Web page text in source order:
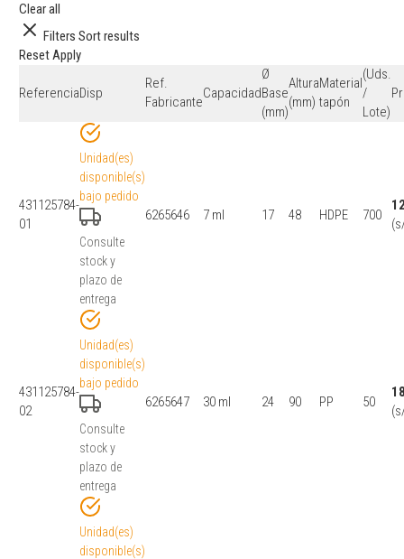
Clear all
Filters Sort results
ResetApply
ReferenciaDisp
Ref.
Fabricante
Capacidad
Ø
Base
(mm)
Altura
(mm)
Material
tapón
(Uds.
/
Lote)
431125784-
01
Unidad(es)
disponible(s)
bajo pedido
Consulte
stock y
plazo de
entrega
6265646 7 ml 17 48 HDPE 700
431125784-
02
Unidad(es)
disponible(s)
bajo pedido
Consulte
stock y
plazo de
entrega
6265647 30 ml 24 90 PP 50
Unidad(es)
disponible(s)